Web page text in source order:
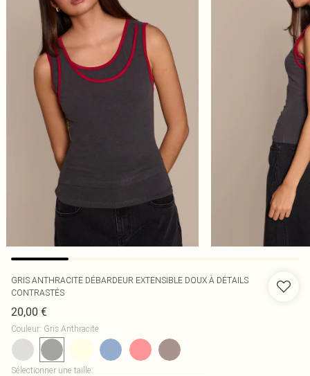
GRIS ANTHRACITE DÉBARDEUR EXTENSIBLE DOUX À DÉTAILS
CONTRASTÉS
20,00 €
Couleur: Gris Anthracite
Sélectionner une taille: